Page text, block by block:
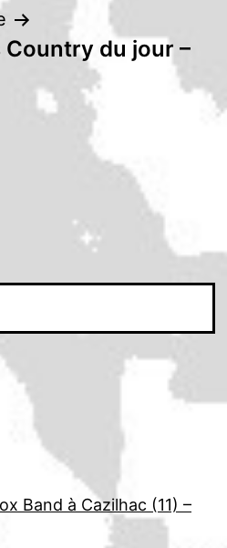
du jour –
Band à Cazilhac (11) –